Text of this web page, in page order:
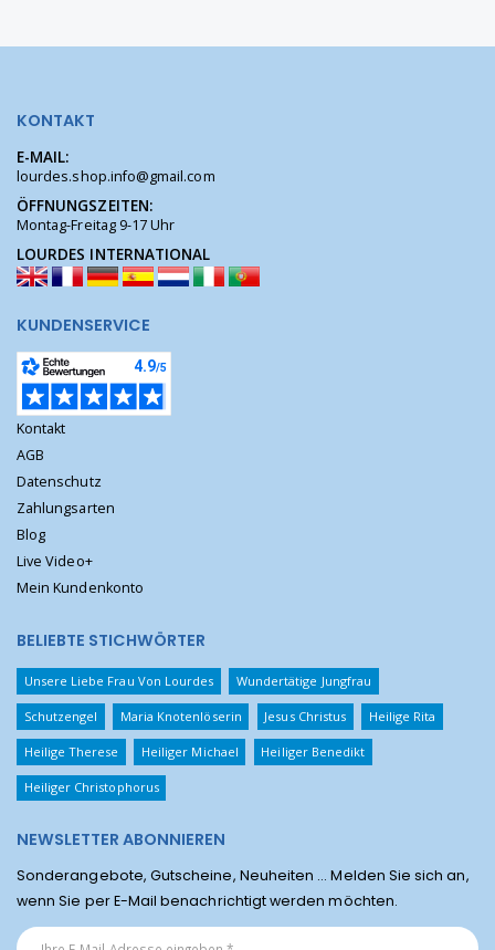
KONTAKT
E-MAIL:
lourdes.shop.info@gmail.com
ÖFFNUNGSZEITEN:
Montag-Freitag 9-17 Uhr
LOURDES INTERNATIONAL
KUNDENSERVICE
Kontakt
AGB
Datenschutz
Zahlungsarten
Blog
Live Video+
Mein Kundenkonto
BELIEBTE STICHWÖRTER
Unsere Liebe Frau Von Lourdes Wundertätige Jungfrau
Schutzengel Maria Knotenlöserin Jesus Christus Heilige Rita
Heilige Therese Heiliger Michael Heiliger Benedikt
Heiliger Christophorus
NEWSLETTER ABONNIEREN
Sonderangebote, Gutscheine, Neuheiten ... Melden Sie sich an,
wenn Sie per E-Mail benachrichtigt werden möchten.